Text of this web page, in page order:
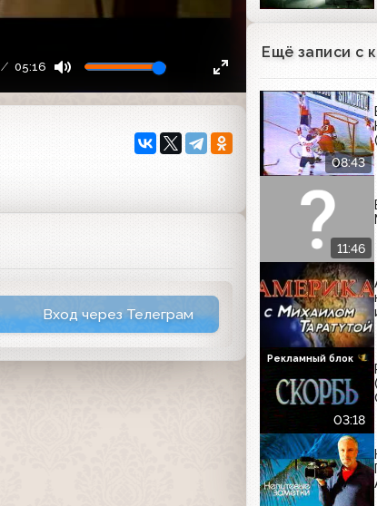
05:16
Вход через Телеграм
Ещё записи с
08:43
11:46
03:18
Рекламный блок